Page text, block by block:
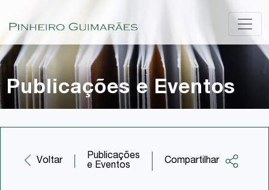
Publicações e Eventos
Voltar
Publicações
e Eventos
Compartilhar